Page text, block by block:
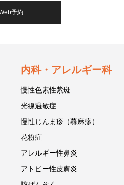
予約
内科・アレルギー科
慢性色素性紫斑
光線過敏症
慢性じんま疹（蕁麻疹）
花粉症
アレルギー性鼻炎
アトピー性皮膚炎